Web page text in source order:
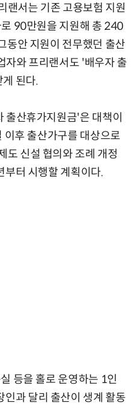
랜서는 기존 고용보험 지원
90만원을 지원해 총 240
동안 지원이 전무했던 출산
자와 프리랜서도 '배우자 출
된다.
산휴가지원금'은 대책이
후 출산가구를 대상으로
도 신설 협의와 조례 개정
터 시행할 계획이다.
등을 홀로 운영하는 1인
과 달리 출산이 생계 활동